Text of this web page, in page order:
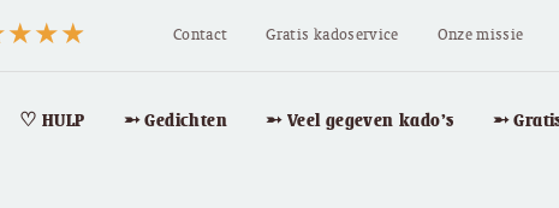
Contact Gratis kadoservice Onze missie
♡ HULP ➵ Gedichten ➵ Veel gegeven kado’s ➵